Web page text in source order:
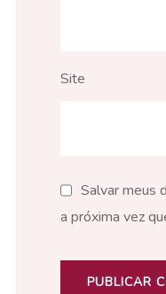
Site
Salvar meus
a próxima vez